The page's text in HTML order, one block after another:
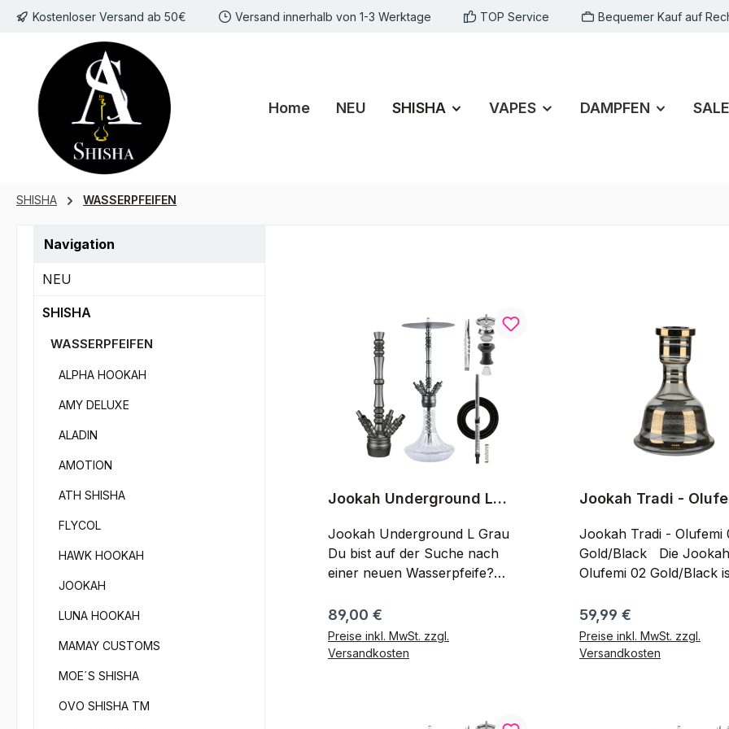
Hauptinhalt springen
Zur Suche springen
Zur Hauptnavigation springen
Kostenloser Versand ab 50€ Versand innerhalb von 1-3 Werktage TOP Service Bequemer Kauf auf
Home NEU SHISHA VAPES DAMPFEN SALE
SHISHA WASSERPFEIFEN
Navigation
NEU
SHISHA
WASSERPFEIFEN
ALPHA HOOKAH
AMY DELUXE
ALADIN
AMOTION
ATH SHISHA
FLYCOL
HAWK HOOKAH
JOOKAH
LUNA HOOKAH
MAMAY CUSTOMS
MOE´S SHISHA
OVO SHISHA TM
Jookah Underground L
Jookah Underground L Grau
Du bist auf der Suche nach
einer neuen Wasserpfeife?
Underground L Grau genau
richtig! Lieferumfang: Alu
Rauchsäule Alu Base mit 4
Regulärer Preis:
89,00 €
Preise inkl. MwSt. zzgl.
Versandkosten
Jookah Tradi -
Jookah Tradi - Olufemi
Gold/Black Die Jookah Tradi -
Olufemi 02 Gold/Black
traditionelle Wasserpfeife.
Optimal für alle
Traube Minze und
Regulärer Preis:
59,99 €
Preise inkl. MwSt. zzgl.
Versandkosten